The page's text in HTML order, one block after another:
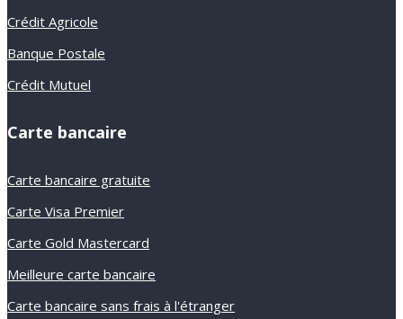
Crédit Agricole
Banque Postale
Crédit Mutuel
Carte bancaire
Carte bancaire gratuite
Carte Visa Premier
Carte Gold Mastercard
Meilleure carte bancaire
Carte bancaire sans frais à l'étranger